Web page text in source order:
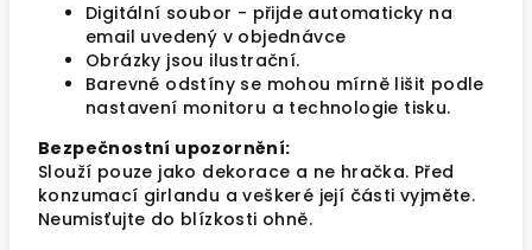
Digitální soubor - přijde automaticky na
email uvedený v objednávce
Obrázky jsou ilustrační.
Barevné odstíny se mohou mírně lišit podle
nastavení monitoru a technologie tisku.
Bezpečnostní upozornění:
Slouží pouze jako dekorace a ne hračka. Před
konzumací girlandu a veškeré její části vyjměte.
Neumisťujte do blízkosti ohně.